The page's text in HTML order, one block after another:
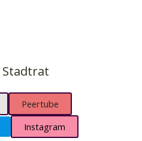
Stadtrat
Peertube
Instagram